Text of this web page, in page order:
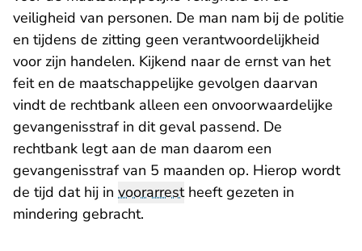
veiligheid van personen. De man nam bij de politie
en tijdens de zitting geen verantwoordelijkheid
voor zijn handelen. Kijkend naar de ernst van het
feit en de maatschappelijke gevolgen daarvan
vindt de rechtbank alleen een onvoorwaardelijke
gevangenisstraf in dit geval passend. De
rechtbank legt aan de man daarom een
gevangenisstraf van 5 maanden op. Hierop wordt
de tijd dat hij in voorarrestheeft gezeten in
mindering gebracht.